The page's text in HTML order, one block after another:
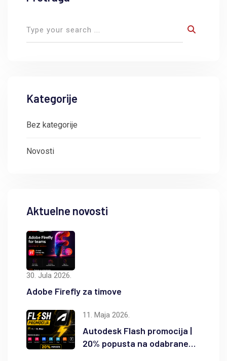
Kategorije
Bez kategorije
Novosti
Aktuelne novosti
30. Jula 2026.
Adobe Firefly za timove
11. Maja 2026.
Autodesk Flash promocija |
20% popusta na odabrane